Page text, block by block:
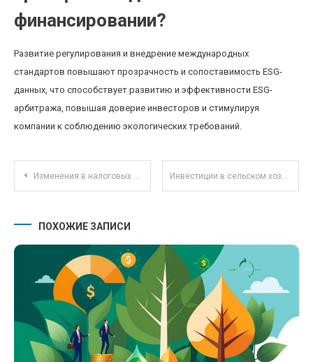
финансировании?
Развитие регулирования и внедрение международных
стандартов повышают прозрачность и сопоставимость ESG-
данных, что способствует развитию и эффективности ESG-
арбитража, повышая доверие инвесторов и стимулируя
компании к соблюдению экологических требований.
Навигация по записям
Изменения в налоговых льготах для малого бизнеса в 2025 году: что нужно знать Инвестиции в сельском хозяйстве: как современные технологии меняют агробизнес
ПОХОЖИЕ ЗАПИСИ